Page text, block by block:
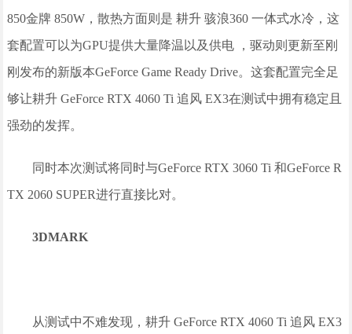
850金牌 850W，散热方面则是 耕升 骇浪360 一体式水冷，这
套配置可以为GPU提供大量降温以及供电 ，驱动则更新至刚
刚发布的新版本GeForce Game Ready Drive。这套配置完全足
够让耕升 GeForce RTX 4060 Ti 追风 EX3在测试中拥有稳定且
强劲的发挥。
同时本次测试将同时与GeForce RTX 3060 Ti 和GeForce R
TX 2060 SUPER进行直接比对。
3DMARK
从测试中不难发现，耕升 GeForce RTX 4060 Ti 追风 EX3